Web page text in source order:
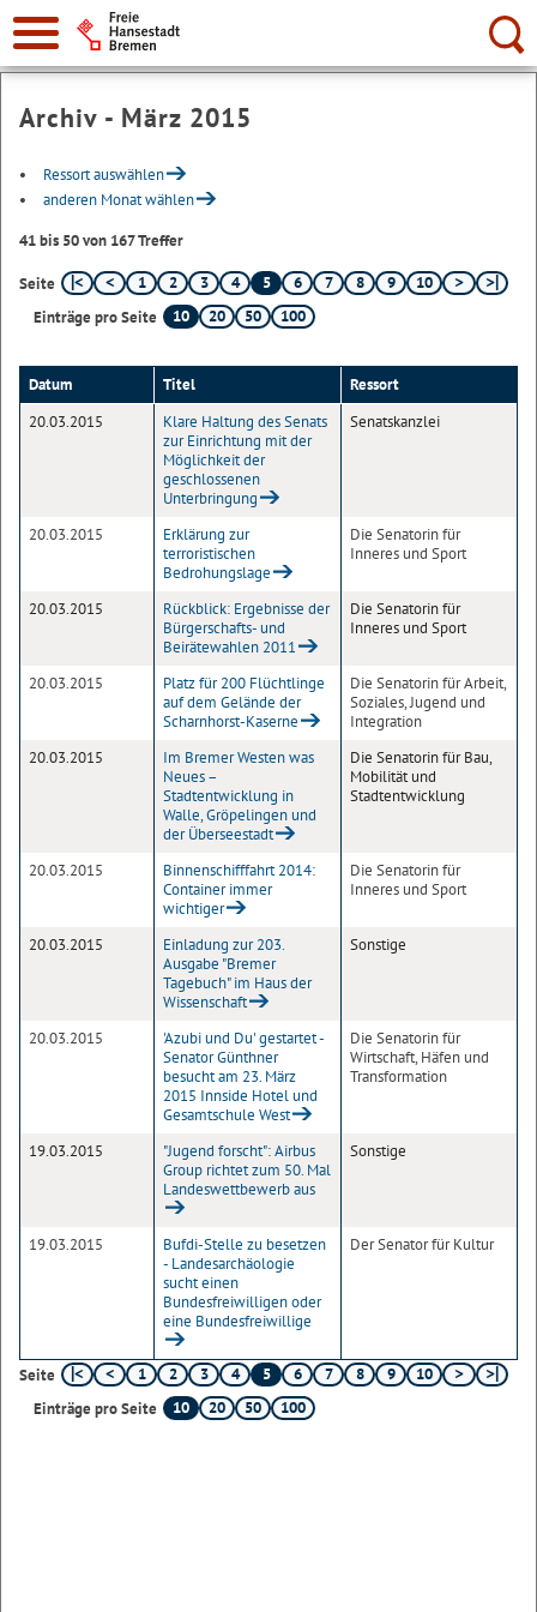
Suche:
Archiv - März 2015
Ressort auswählen
anderen Monat wählen
41 bis 50 von 167 Treffer
Seite 1 2 3 4 5 6 7 8 9
10
Einträge pro Seite
10 20 50 100
Datum Titel
Ressort
20.03.2015
Klare Haltung des Senats
zur Einrichtung mit der
Möglichkeit der
geschlossenen
Unterbringung
Senatskanzlei
20.03.2015
Erklärung zur
terroristischen
Bedrohungslage
Die Senatorin für
Inneres und Sport
20.03.2015
Rückblick: Ergebnisse der
Bürgerschafts- und
Beirätewahlen 2011
Die Senatorin für
Inneres und Sport
20.03.2015
Platz für 200 Flüchtlinge
auf dem Gelände der
Scharnhorst-Kaserne
Die Senatorin für Arbeit,
Soziales, Jugend und
Integration
20.03.2015
Im Bremer Westen was
Neues –
Stadtentwicklung in
Walle, Gröpelingen und
der Überseestadt
Die Senatorin für Bau,
Mobilität und
Stadtentwicklung
20.03.2015
Binnenschifffahrt 2014:
Container immer
wichtiger
Die Senatorin für
Inneres und Sport
20.03.2015
Einladung zur 203.
Ausgabe "Bremer
Tagebuch" im Haus der
Wissenschaft
Sonstige
20.03.2015
'Azubi und Du' gestartet -
Senator Günthner
besucht am 23. März
2015 Innside Hotel und
Gesamtschule West
Die Senatorin für
Wirtschaft, Häfen und
Transformation
19.03.2015
"Jugend forscht": Airbus
Group richtet zum 50. Mal
Landeswettbewerb aus
Sonstige
19.03.2015
Bufdi-Stelle zu besetzen
- Landesarchäologie
sucht einen
Bundesfreiwilligen oder
eine Bundesfreiwillige
Der Senator für Kultur
Seite 1 2 3 4 5 6 7 8 9
10
Einträge pro Seite
10 20 50 100